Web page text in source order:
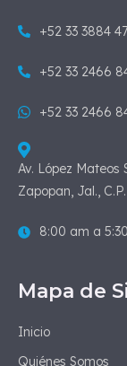
+52 33 3884
+52 33 2466
+52 33 2466
Av. López Mateos
Zapopan, Jal.,
8:00 am a
Mapa de
Inicio
Quiénes Somos